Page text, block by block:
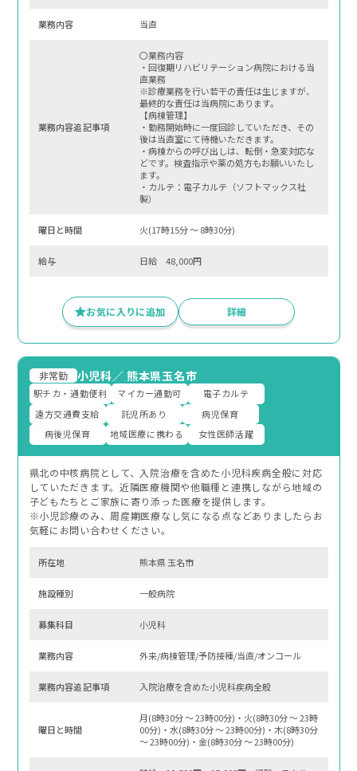
業務内容 当直
業務内容追記事項
〇業務内容
・回復期リハビリテーション病院における当
直業務
※診療業務を行い若干の責任は生じますが、
最終的な責任は当病院にあります。
【病棟管理】
・勤務開始時に一度回診していただき、その
後は当直室にて待機いただきます。
・病棟からの呼び出しは、転倒・急変対応な
どです。検査指示や薬の処方もお願いいたし
ます。
・カルテ：電子カルテ（ソフトマックス社
製）
曜⽇と時間 火(17時15分 〜 8時30分)
給与 日給 48,000円
お気に入りに追加 詳細
非常勤 小児科／熊本県玉名市
駅チカ・通勤便利 マイカー通勤可
電子カルテ
遠方交通費支給
託児所あり
病児保育
病後児保育
地域医療に携わる 女性医師活躍
県北の中核病院として、入院治療を含めた小児科疾病全般に対応
していただきます。近隣医療機関や他職種と連携しながら地域の
子どもたちとご家族に寄り添った医療を提供します。
※小児診療のみ、周産期医療なし気になる点などありましたらお
気軽にお問い合わせください。
所在地 熊本県 玉名市
施設種別 一般病院
募集科⽬ 小児科
業務内容 外来/病棟管理/予防接種/当直/オンコール
業務内容追記事項 入院治療を含めた小児科疾病全般
曜⽇と時間
月(8時30分 〜 23時00分)・火(8時30分 〜 23時
00分)・水(8時30分 〜 23時00分)・木(8時30分
〜 23時00分)・金(8時30分 〜 23時00分)